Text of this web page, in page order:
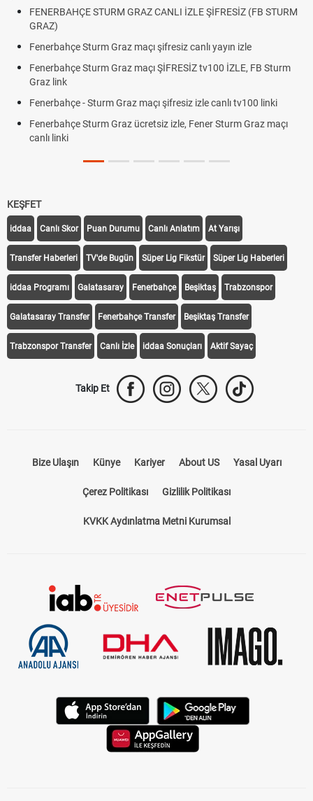
FENERBAHÇE STURM GRAZ CANLI İZLE ŞİFRESİZ (FB STURM
GRAZ)
Fenerbahçe Sturm Graz maçı şifresiz canlı yayın izle
Fenerbahçe Sturm Graz maçı ŞİFRESİZ tv100 İZLE, FB Sturm
Graz link
Fenerbahçe - Sturm Graz maçı şifresiz izle canlı tv100 linki
Fenerbahçe Sturm Graz ücretsiz izle, Fener Sturm Graz maçı
canlı linki
KEŞFET
iddaa Canlı Skor Puan Durumu Canlı Anlatım At Yarışı
Transfer Haberleri TV'de Bugün Süper Lig Fikstür Süper Lig Haberleri
iddaa Programı Galatasaray Fenerbahçe Beşiktaş Trabzonspor
Galatasaray Transfer Fenerbahçe Transfer Beşiktaş Transfer
Trabzonspor Transfer Canlı İzle iddaa Sonuçları Aktif Sayaç
Takip Et
Bize Ulaşın Künye Kariyer About US Yasal Uyarı
Çerez Politikası Gizlilik Politikası
KVKK Aydınlatma Metni Kurumsal